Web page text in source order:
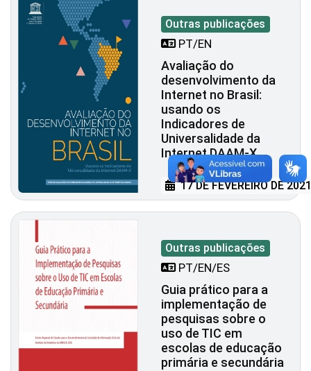
Outras publicações
PT/EN
Avaliação do
desenvolvimento da
Internet no Brasil:
usando os
Indicadores de
Universalidade da
Internet DAAM-X
17 DE FEVEREIRO DE
Outras publicações
PT/EN/ES
Guia prático para a
implementação de
pesquisas sobre o
uso de TIC em
escolas de educação
primária e secundária